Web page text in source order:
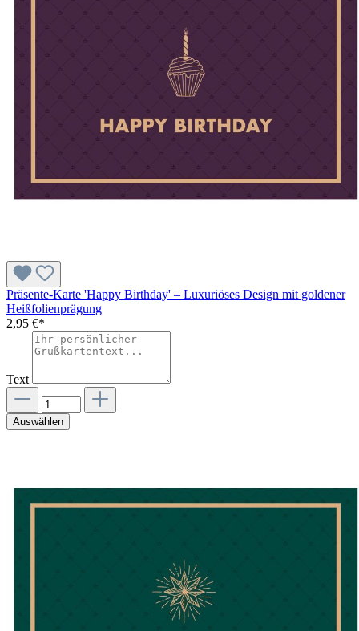
Präsente-Karte 'Happy Birthday' – Luxuriöses Design mit goldener
Heißfolienprägung
2,95 €*
Text
Auswählen